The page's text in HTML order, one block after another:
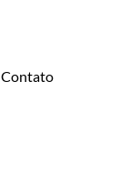
Contato